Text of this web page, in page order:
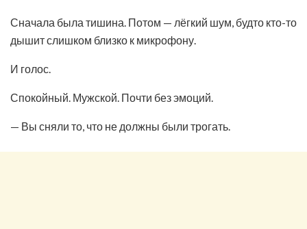
Сначала была тишина. Потом — лёгкий шум, будто кто-то
дышит слишком близко к микрофону.
И голос.
Спокойный. Мужской. Почти без эмоций.
— Вы сняли то, что не должны были трогать.